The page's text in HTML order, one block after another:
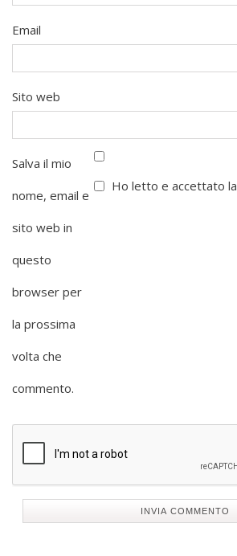
Email
Sito web
Salva il mio
nome, email e
sito web in
questo
browser per
la prossima
volta che
commento.
Ho letto e accettato la